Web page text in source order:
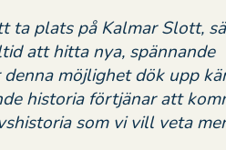
ta plats på Kalmar Slott,
att hitta nya, spännande
möjlighet dök upp
historia förtjänar att
som vi vill veta